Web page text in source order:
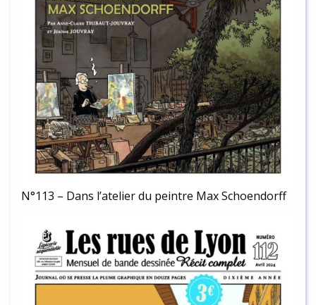
N°113 – Dans l’atelier du peintre Max Schoendorff